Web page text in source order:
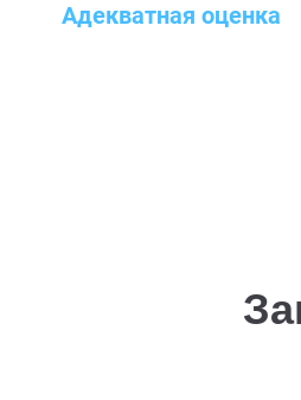
Адекватная оценка